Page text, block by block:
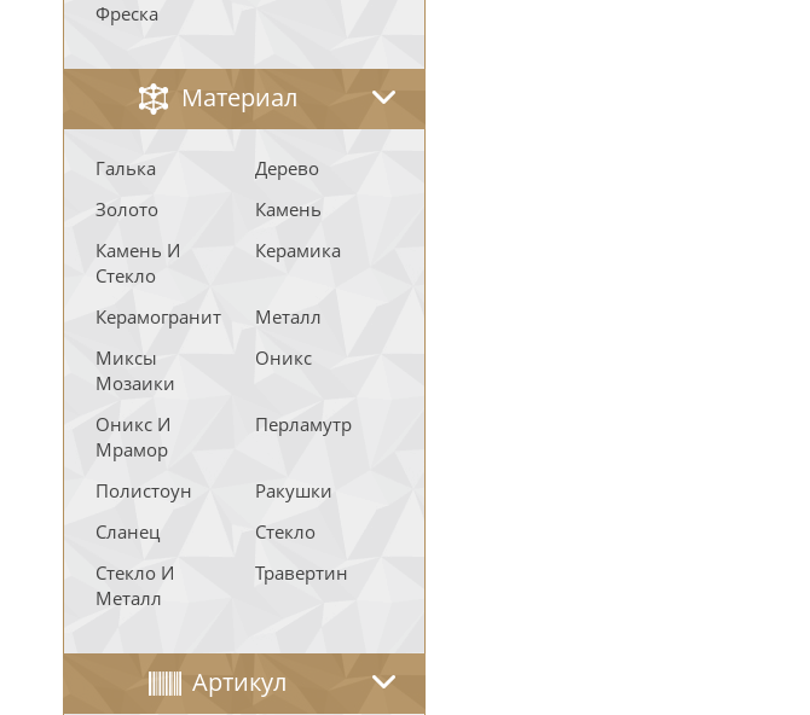
Фреска
Материал
Галька
Дерево
Золото
Камень
Камень И
Стекло
Керамика
Керамогранит
Металл
Миксы
Мозаики
Оникс
Оникс И
Мрамор
Перламутр
Полистоун
Ракушки
Сланец
Стекло
Стекло И
Металл
Травертин
Артикул